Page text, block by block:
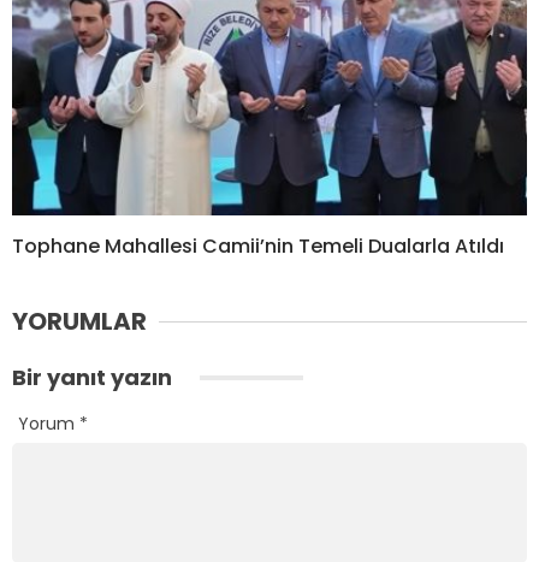
Tophane Mahallesi Camii’nin Temeli Dualarla Atıldı
YORUMLAR
Bir yanıt yazın
Yorum *